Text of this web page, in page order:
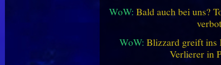
WoW: Bald auch bei uns?
WoW: Blizzard greift ins
Verlierer in